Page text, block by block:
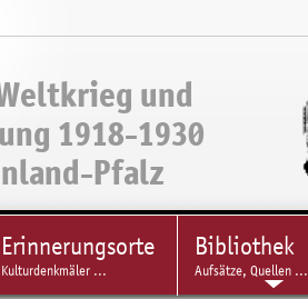
und
1918-1930
Pfalz
Erinnerungsorte
Kulturdenkmäler ...
Bibliothek
Aufsätze, Quellen ...